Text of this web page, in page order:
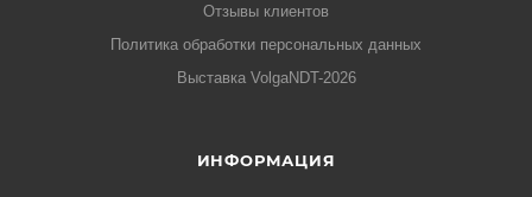
Отзывы клиентов
Политика обработки персональных данных
Выставка VolgaNDT-2026
ИНФОРМАЦИЯ